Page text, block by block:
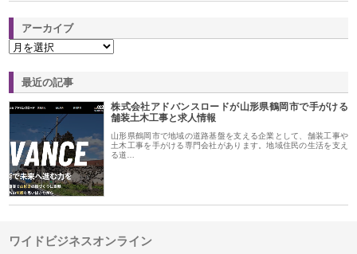
アーカイブ
最近の記事
株式会社アドバンスロードが山形県鶴岡市で手がける
舗装土木工事と求人情報
山形県鶴岡市で地域の道路基盤を支える企業として、舗装工事や
土木工事を手がける専門会社があります。地域住民の生活を支え
る道…
ワイドビジネスオンライン